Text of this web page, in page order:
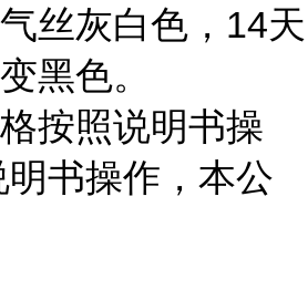
丝灰白色，14天
黑色。
按照说明书操
书操作，本公